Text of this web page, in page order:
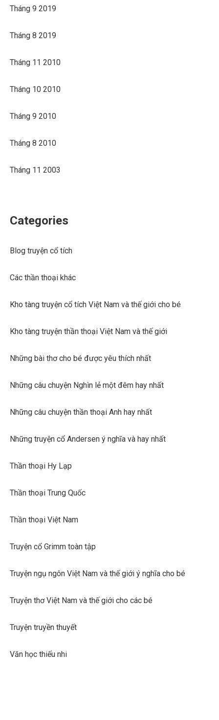
Tháng 9 2019
Tháng 8 2019
Tháng 11 2010
Tháng 10 2010
Tháng 9 2010
Tháng 8 2010
Tháng 11 2003
Categories
Blog truyện cổ tích
Các thần thoại khác
Kho tàng truyện cổ tích Việt Nam và thế giới cho bé
Kho tàng truyện thần thoại Việt Nam và thế giới
Những bài thơ cho bé được yêu thích nhất
Những câu chuyện Nghìn lẻ một đêm hay nhất
Những câu chuyện thần thoại Anh hay nhất
Những truyện cổ Andersen ý nghĩa và hay nhất
Thần thoại Hy Lạp
Thần thoại Trung Quốc
Thần thoại Việt Nam
Truyện cổ Grimm toàn tập
Truyện ngụ ngôn Việt Nam và thế giới ý nghĩa cho bé
Truyện thơ Việt Nam và thế giới cho các bé
Truyện truyền thuyết
Văn học thiếu nhi